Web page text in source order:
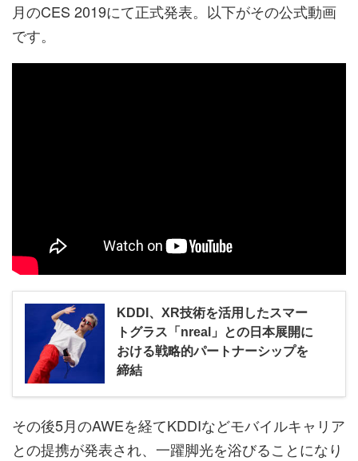
月のCES 2019にて正式発表。以下がその公式動画
です。
KDDI、XR技術を活用したスマー
トグラス「nreal」との日本展開に
おける戦略的パートナーシップを
締結
その後5月のAWEを経てKDDIなどモバイルキャリア
との提携が発表され、一躍脚光を浴びることになり